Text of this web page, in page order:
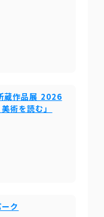
蔵作品展 2026
術を読む」
ク